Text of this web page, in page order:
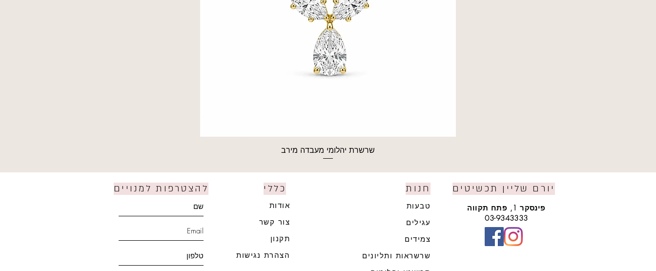
שרשרת יהלומי מעבדה מירב
להצטרפות למנויים כללי
אודות
צור קשר
תקנון
הצהרת נגישות
חנות
טבעות
עגילים
צמידים
שרשראות ותליונים
יורם שליין תכשיטים
פינסקר 1, פתח תקווה
03-9343333